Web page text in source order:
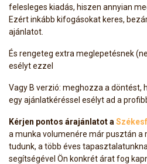
felesleges kiadás, hiszen annyian
Ezért inkább kifogásokat keres,
ajánlatot.
És rengeteg extra meglepetésnek
esélyt ezzel
Vagy B verzió: meghozza a döntést,
egy ajánlatkéréssel esélyt ad a
Kérjen pontos árajánlatot a
a munka volumenére már pusztán a
tudunk, a több éves
segítségével Ön konkrét árat fog